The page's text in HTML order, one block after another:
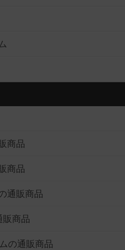
商品
商品
通販商品
販商品
の通販商品